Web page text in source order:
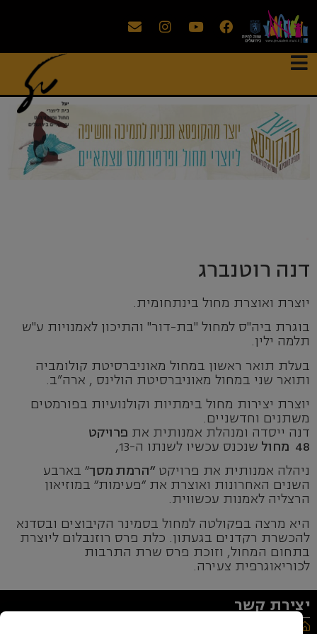
דנה רוטנברג
יוצרת ואוצרת מחול בינתחומית.
בוגרת ביה"ס למחול "בת-דור" והתיכון לאמנויות ע"ש
תלמה ילין.
בעלת תואר ראשון במחול מאוניברסיטת קולומביה
ותואר שני במחול מאוניברסיטת הולינס , ארה”ב.
יוצרת יצירות מחול בימתיות וקולנועיות בפורמטים
משתנים וחדשניים.
דנה ייסדה ומנהלת אמנותית את פרויקט
48 מחול
שנכנס עכשיו לשנתו ה-13,
ניהלה אמנותית את פרויקט״הרמת מסך״ בארבע
השנים האחרונות ואוצרת את ״פעימות״ במוזיאון
הרצליה לאמנות עכשווית.
היא מרצה בפקולטה למחול בסמינר הקיבוצים ובסדנא
להכשרת רקדנים בגעתון. כלת פרס רוזנבלום ליוצרת
בתחום המחול, וזוכת פרס שרת התרבות
לכוריאוגרפית צעירה.
יצירת קשר